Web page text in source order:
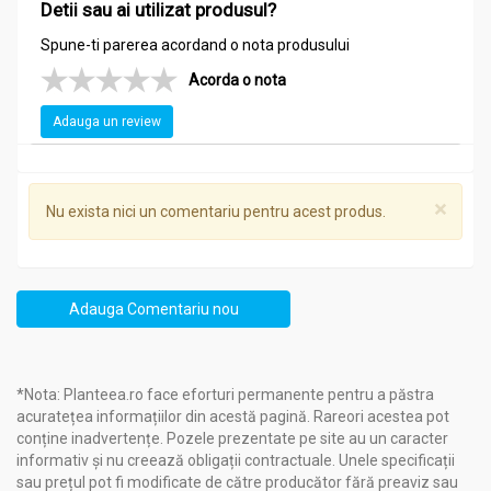
ardei-iute se adauga 2 linguri de tinctura de mesteacan si 2
- pentru reducerea transpiratiei abundente se fac spalaturi
locale cu solutia diluata, obtinuta prin adaugarea a 1-2 lingurite
de tinctura in100 ml de apa (jumatate de pahar).
Detii sau ai utilizat produsul?
Spune-ti parerea acordand o nota produsului
Acorda o nota
Adauga un review
×
Nu exista nici un comentariu pentru acest produs.
Adauga Comentariu nou
*Nota: Planteea.ro face eforturi permanente pentru a păstra
acuratețea informațiilor din acestă pagină. Rareori acestea pot
conține inadvertențe. Pozele prezentate pe site au un caracter
informativ și nu creează obligații contractuale. Unele specificații
sau prețul pot fi modificate de către producător fără preaviz sau